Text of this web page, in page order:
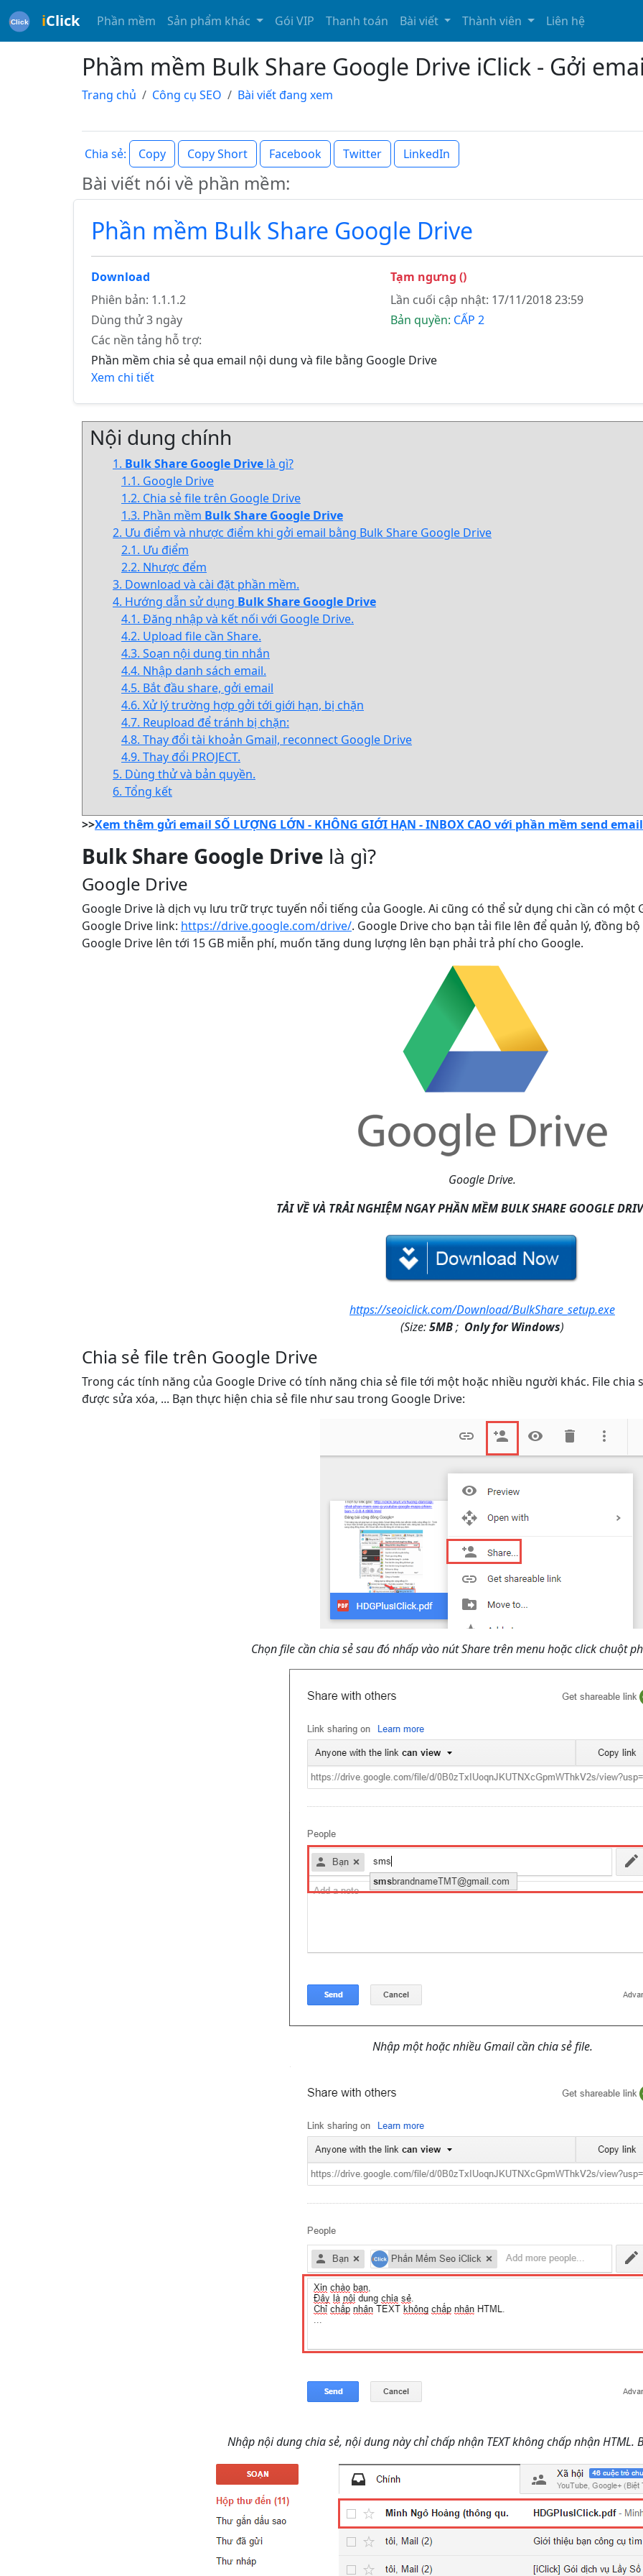
iClick Phần mềm Sản phẩm khác Gói VIP Thanh toán Bài viết Thành viên Liên hệ
Phầm mềm Bulk Share Google Drive iClick - Gởi
Trang chủ Công cụ SEO Bài viết đang xem
Chia sẻ: Copy Copy Short Facebook Twitter LinkedIn
Bài viết nói về phần mềm:
Phần mềm Bulk Share Google Drive
Download
Tạm ngưng ()
Phiên bản: 1.1.1.2
Lần cuối cập nhật: 17/11/2018 23:59
Dùng thử 3 ngày
Bản quyền: CẤP 2
Các nền tảng hỗ trợ:
Phần mềm chia sẻ qua email nội dung và file bằng Google Drive
Xem chi tiết
Nội dung chính
1. Bulk Share Google Drive là gì?
1.1. Google Drive
1.2. Chia sẻ file trên Google Drive
1.3. Phần mềm Bulk Share Google Drive
2. Ưu điểm và nhược điểm khi gởi email bằng Bulk Share Google Drive
2.1. Ưu điểm
2.2. Nhược đểm
3. Download và cài đặt phần mềm.
4. Hướng dẫn sử dụng Bulk Share Google Drive
4.1. Đăng nhập và kết nối với Google Drive.
4.2. Upload file cần Share.
4.3. Soạn nội dung tin nhắn
4.4. Nhập danh sách email.
4.5. Bắt đầu share, gởi email
4.6. Xử lý trường hợp gởi tới giới hạn, bị chặn
4.7. Reupload để tránh bị chặn:
4.8. Thay đổi tài khoản Gmail, reconnect Google Drive
4.9. Thay đổi PROJECT.
5. Dùng thử và bản quyền.
6. Tổng kết
>>Xem thêm gửi email SỐ LƯỢNG LỚN - KHÔNG GIỚI HẠN - INBOX CAO với phần mềm send
Bulk Share Google Drive là gì?
Google Drive
Google Drive là dịch vụ lưu trữ trực tuyến nổi tiếng của Google. Ai cũng có thể sử dụng chi cần có một
Google Drive link: https://drive.google.com/drive/. Google Drive cho bạn tải file lên để quản lý, đồng
Google Drive lên tới 15 GB miễn phí, muốn tăng dung lượng lên bạn phải trả phí cho Google.
Google Drive.
TẢI VỀ VÀ TRẢI NGHIỆM NGAY PHẦN MỀM BULK SHARE GOOGLE
https://seoiclick.com/Download/BulkShare_setup.exe
(Size:5MB; Only for Windows)
Chia sẻ file trên Google Drive
Trong các tính năng của Google Drive có tính năng chia sẻ file tới một hoặc nhiều người khác. File chia
được sửa xóa, ... Bạn thực hiện chia sẻ file như sau trong Google Drive:
Chọn file cần chia sẻ sau đó nhấp vào nút Share trên menu hoặc click chuột
Nhập một hoặc nhiều Gmail cần chia sẻ file.
Nhập nội dung chia sẻ, nội dung này chỉ chấp nhận TEXT không chấp nhận HTML.